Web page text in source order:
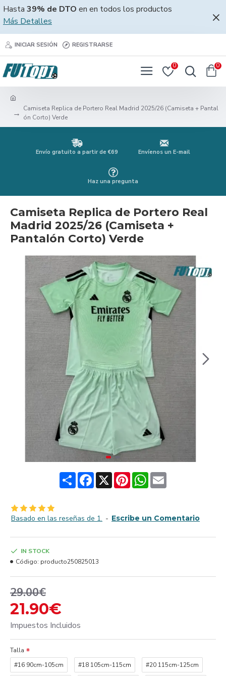
Hasta 39% de DTO en en todos los productos
Más Detalles
INICIAR SESIÓN REGISTRARSE
0 0
Camiseta Replica de Portero Real Madrid 2025/26 (Camiseta + Pantal
ón Corto) Verde
Envío gratuito a partir de €69 Envíenos un E-mail
Haz una pregunta
Camiseta Replica de Portero Real
Madrid 2025/26 (Camiseta +
Pantalón Corto) Verde
ShareFacebook
X PinterestWhatsApp
Email
Basado en las reseñas de 1. - Escribe un Comentario
21.90€
29.00€
Impuestos Incluidos
IN STOCK
Código: producto250825013
Talla
#16 90cm-105cm
#18 105cm-115cm #20 115cm-125cm